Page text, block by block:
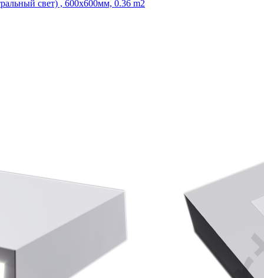
свет) , 600х600мм, 0.36 m2